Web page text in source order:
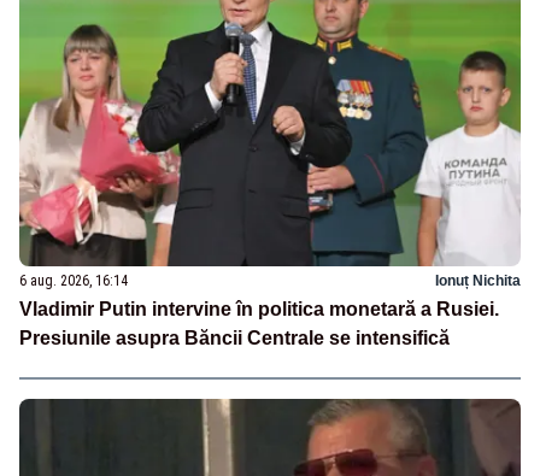
6 aug. 2026, 16:14 Ionuț Nichita
Vladimir Putin intervine în politica monetară a Rusiei.
Presiunile asupra Băncii Centrale se intensifică